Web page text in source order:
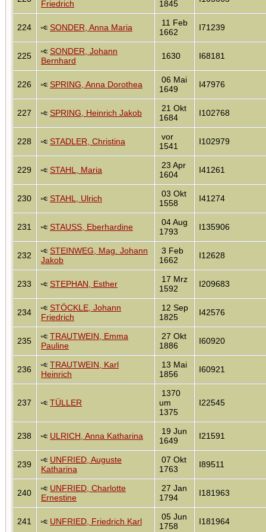
Friedrich 1845
224 SONDER, Anna Maria
11 Feb
1662
I71239
225
SONDER, Johann
Bernhard
1630 I68181
226 SPRING, Anna Dorothea
06 Mai
1649
I47976
227 SPRING, Heinrich Jakob
21 Okt
1684
I102768
228 STADLER, Christina
vor
1541
I102979
229 STAHL, Maria
23 Apr
1604
I41261
230 STAHL, Ulrich
03 Okt
1558
I41274
231 STAUSS, Eberhardine
04 Aug
1793
I135906
232
STEINWEG, Mag. Johann
Jakob
3 Feb
1662
I12628
233 STEPHAN, Esther
17 Mrz
1592
I209683
234
STÖCKLE, Johann
Friedrich
12 Sep
1825
I42576
235
TRAUTWEIN, Emma
Pauline
27 Okt
1886
I60920
236
TRAUTWEIN, Karl
Heinrich
13 Mai
1856
I60921
237 TÜLLER
1370
um
1375
I22545
238 ULRICH, Anna Katharina
19 Jun
1649
I21591
239
UNFRIED, Auguste
Katharina
07 Okt
1763
I89511
240
UNFRIED, Charlotte
Ernestine
27 Jan
1794
I181963
241 UNFRIED, Friedrich Karl
05 Jun
1758
I181964